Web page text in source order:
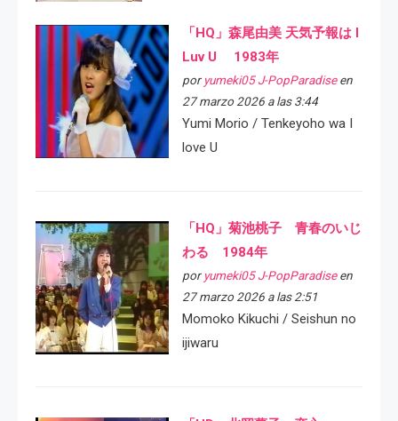
「HQ」森尾由美 天気予報は I
Luv U 1983年
por yumeki05 J-PopParadiseen
27 marzo 2026 a las 3:44
Yumi Morio / Tenkeyoho wa I
love U
「HQ」菊池桃子 青春のいじ
わる 1984年
por yumeki05 J-PopParadiseen
27 marzo 2026 a las 2:51
Momoko Kikuchi / Seishun no
ijiwaru